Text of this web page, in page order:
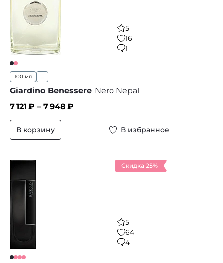
5
16
1
100 мл ...
Giardino Benessere Nero Nepal
7 121 ₽ – 7 948 ₽
В корзину В избранное
Скидка 25%
5
64
4